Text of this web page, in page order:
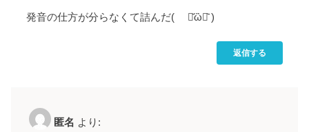
発音の仕方が分らなくて詰んだ( ･᷄ὢ･᷅ )
返信する
匿名 より: